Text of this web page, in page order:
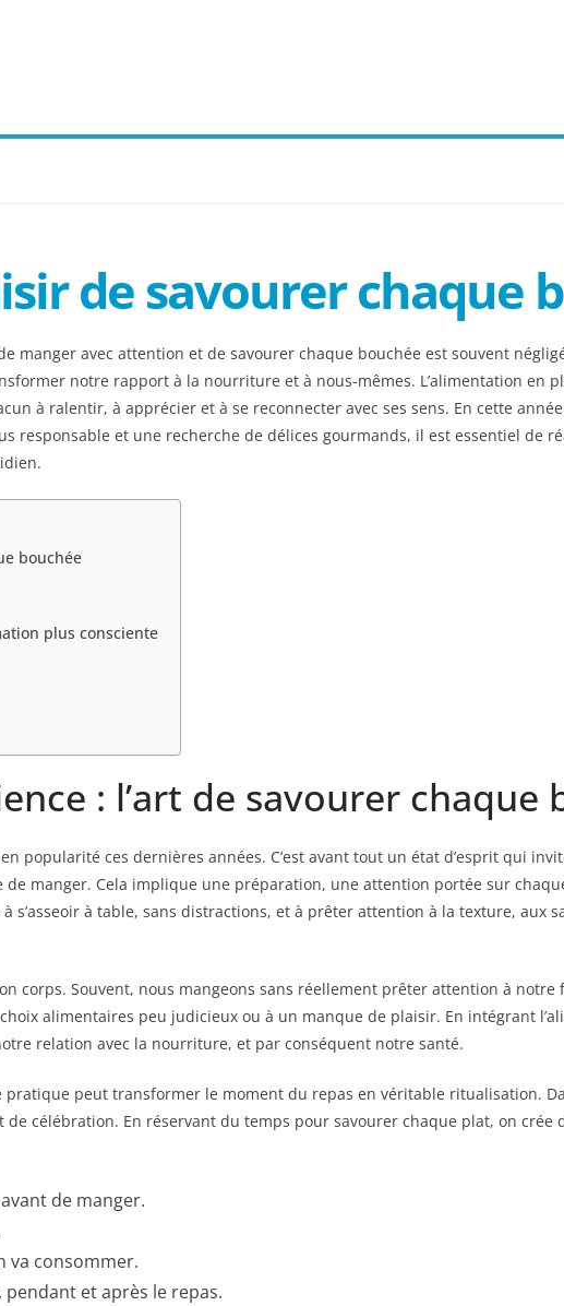
de savourer chaque
manger avec attention et de savourer chaque bouchée est souvent
notre rapport à la nourriture et à nous-mêmes. L’alimentation en
à ralentir, à apprécier et à se reconnecter avec ses sens. En cette
responsable et une recherche de délices gourmands, il est essentiel de
bouchée
plus consciente
: l’art de savourer chaque
popularité ces dernières années. C’est avant tout un état d’esprit qui
de manger. Cela implique une préparation, une attention portée sur
s’asseoir à table, sans distractions, et à prêter attention à la texture, aux
corps. Souvent, nous mangeons sans réellement prêter attention à
alimentaires peu judicieux ou à un manque de plaisir. En intégrant
relation avec la nourriture, et par conséquent notre santé.
peut transformer le moment du repas en véritable ritualisation.
célébration. En réservant du temps pour savourer chaque plat, on crée
de manger.
va consommer.
et après le repas.